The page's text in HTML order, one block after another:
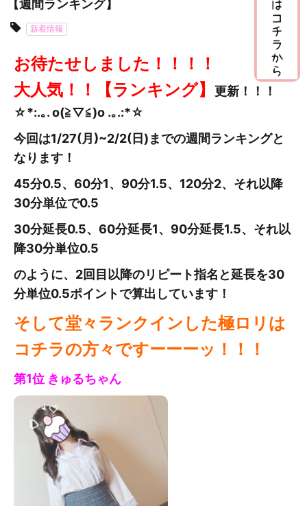
【週間ランキング】
新着情報
お待たせしました！！！！
大人気！！【ランキング】
更新 ！！！
☆*:.｡. o(≧▽≦)o .｡.:*☆
今回は1/27(月)~2/2(日)までの週間ランキングと
なります！
45分0.5、60分1、90分1.5、120分2、それ以降
30分単位で0.5
30分延長0.5、60分延長1、90分延長1.5、それ以
降30分単位0.5
のように、2回目以降のリピート指名と延長を30
分単位0.5ポイントで算出しています！
そして堂々ランクインした極ロリは
コチラの方々ですーーーッ！！！
第1位 きゅるちゃん